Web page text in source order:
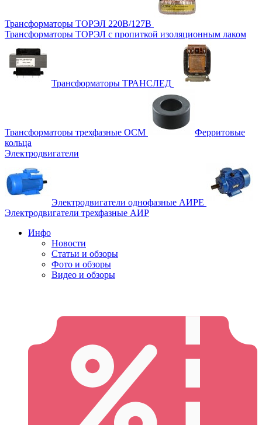
Трансформаторы ТОРЭЛ 220В/127В
Трансформаторы ТОРЭЛ с пропиткой изоляционным лаком
Трансформаторы ТРАНСЛЕД
Трансформаторы трехфазные ОСМ
Ферритовые
кольца
Электродвигатели
Электродвигатели однофазные АИРЕ
Электродвигатели трехфазные АИР
Инфо
Новости
Статьи и обзоры
Фото и обзоры
Видео и обзоры